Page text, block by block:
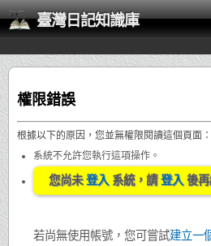
臺灣日記知識庫
權限錯誤
根據以下的原因，您並無權限閱讀這個頁面：
系統不允許您執行這項操作。
您尚未登入 系統，請登入 後
若尚無使用帳號，您可嘗試建立一